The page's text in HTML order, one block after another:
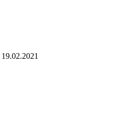
19.02.2021